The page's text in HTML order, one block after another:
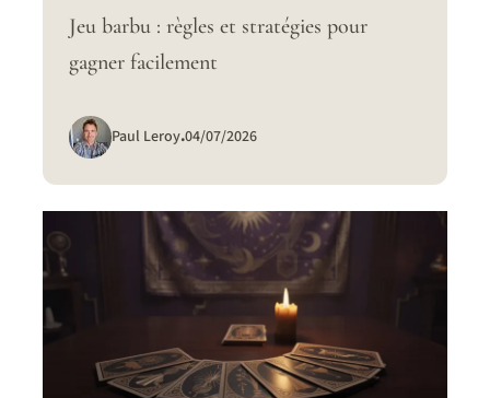
Jeu barbu : règles et stratégies pour
gagner facilement
Paul Leroy.04/07/2026